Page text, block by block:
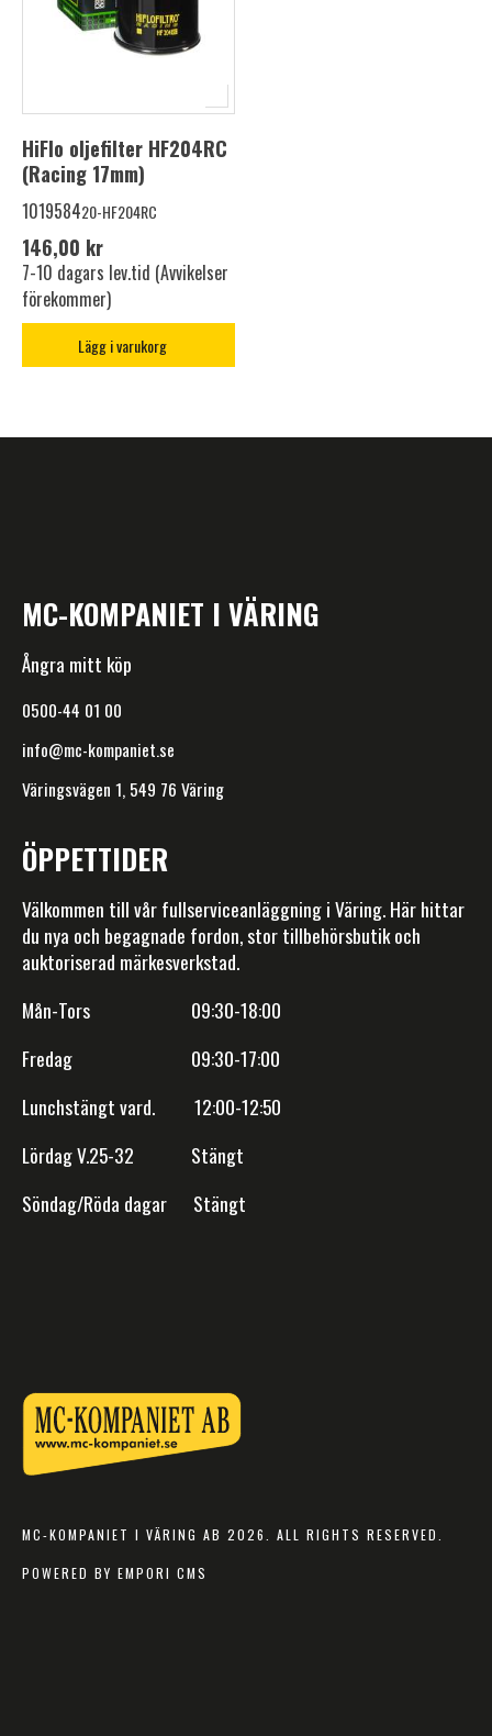
HiFlo oljefilter HF204RC
(Racing 17mm)
101958420-HF204RC
146,00 kr
7-10 dagars lev.tid (Avvikelser
förekommer)
Lägg i varukorg
MC-KOMPANIET I VÄRING
Ångra mitt köp
0500-44 01 00
info@mc-kompaniet.se
Väringsvägen 1, 549 76 Väring
ÖPPETTIDER
Välkommen till vår fullserviceanläggning i Väring. Här hittar
du nya och begagnade fordon, stor tillbehörsbutik och
auktoriserad märkesverkstad.
Mån-Tors 09:30-18:00
Fredag 09:30-17:00
Lunchstängt vard. 12:00-12:50
Lördag V.25-32 Stängt
Söndag/Röda dagar Stängt
MC-KOMPANIET I VÄRING AB 2026. ALL RIGHTS RESERVED.
POWERED BY EMPORI CMS